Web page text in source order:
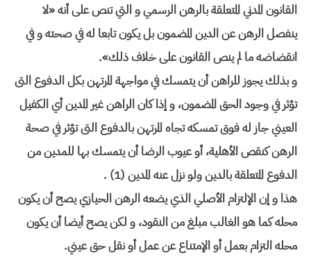
القانون المدني المتعلقة بالرهن الرسمي و التي تنص على أنه «لا
ينفصل الرهن عن الدين المضمون بل يكون تابعا له في صحته و في
انقضاضه ما لم ينص القانون على خلاف ذلك».
و بذلك يجوز للراهن أن يتمسك في مواجهة المرتهن بكل الدفوع التى
تؤثر في وجود الحق المضمون، و إذا كان الراهن غير المدين أي الكفيل
العيني جاز له فوق تمسكه تجاه المرتهن بالدفوع التى تؤثر في صحة
الرهن كنقص الأهلية، أو عيوب الرضا أن يتمسك بها للمدين من
الدفوع المتعلقة بالدين ولو نزل عنه المدين (1) .
هذا و إن الإلتزام الأصلي الذي يضعه الرهن الحيازي يصح أن يكون
محله كما هو الغالب مبلغ من النقود، و لكن يصح أيضا أن يكون
محله التزام بعمل أو الإمتناع عن عمل أو نقل حق عيني.